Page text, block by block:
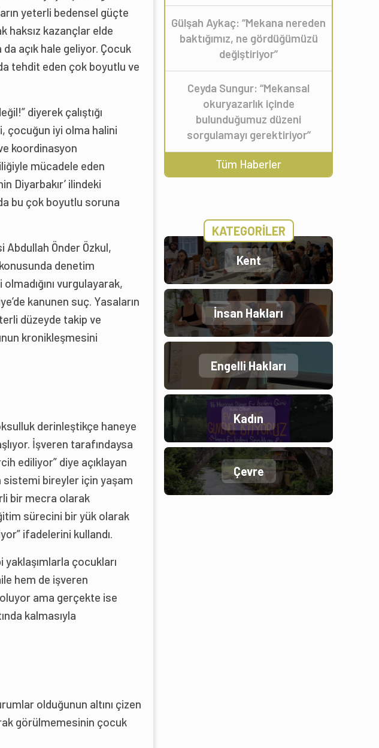
yeterli bedensel güçte
haksız kazançlar elde
açık hale geliyor. Çocuk
tehdit eden çok boyutlu ve
diyerek çalıştığı
çocuğun iyi olma halini
koordinasyon
mücadele eden
Diyarbakır’ ilindeki
bu çok boyutlu soruna
Önder Özkul,
denetim
vurgulayarak,
kanunen suç. Yasaların
düzeyde takip ve
kronikleşmesini
derinleştikçe haneye
İşveren tarafındaysa
ediliyor” diye açıklayan
sistemi bireyler için yaşam
bir mecra olarak
sürecini bir yük olarak
ifadelerini kullandı.
çocukları
hem de işveren
ama gerçekte ise
kalmasıyla
olduğunun altını çizen
görülmemesinin çocuk
Gülşah Aykaç: “Mekana nereden
baktığımız, ne gördüğümüzü
değiştiriyor”
Ceyda Sungur: “Mekansal
okuryazarlık içinde
bulunduğumuz düzeni
sorgulamayı gerektiriyor”
Tüm Haberler
KATEGORİLER
Kent
İnsan Hakları
Engelli Hakları
Kadın
Çevre